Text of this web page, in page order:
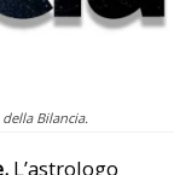
Bilancia.
L’astrologo